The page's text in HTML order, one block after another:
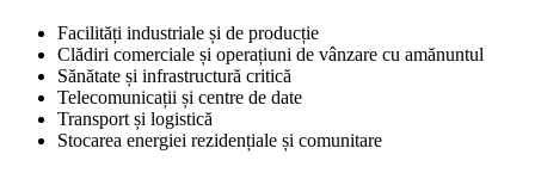
Facilități industriale și de producție
Clădiri comerciale și operațiuni de vânzare cu amănuntul
Sănătate și infrastructură critică
Telecomunicații și centre de date
Transport și logistică
Stocarea energiei rezidențiale și comunitare